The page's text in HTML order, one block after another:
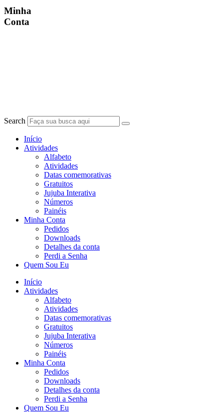
Minha
Conta
Search
Início
Atividades
Alfabeto
Atividades
Datas comemorativas
Gratuitos
Jujuba Interativa
Números
Painéis
Minha Conta
Pedidos
Downloads
Detalhes da conta
Perdi a Senha
Quem Sou Eu
Início
Atividades
Alfabeto
Atividades
Datas comemorativas
Gratuitos
Jujuba Interativa
Números
Painéis
Minha Conta
Pedidos
Downloads
Detalhes da conta
Perdi a Senha
Quem Sou Eu